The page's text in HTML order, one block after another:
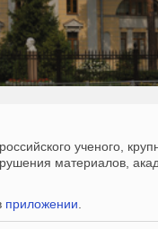
ученого,
материалов,
приложении